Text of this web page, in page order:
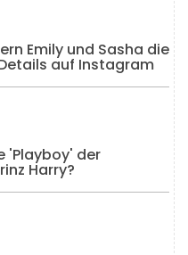
Emily und Sasha die
auf Instagram
'Playboy' der
Harry?